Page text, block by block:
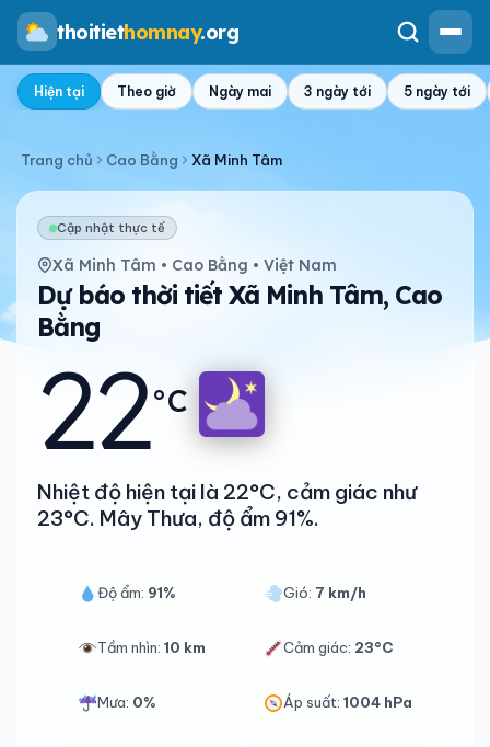
thoitiethomnay.org
Hiện tại Theo giờ Ngày mai 3 ngày tới 5 ngày tới
Trang chủ Cao Bằng Xã Minh Tâm
Cập nhật thực tế
Xã Minh Tâm • Cao Bằng • Việt Nam
Dự báo thời tiết Xã Minh Tâm, Cao
Bằng
22°C
Nhiệt độ hiện tại là 22°C, cảm giác như
23°C. Mây Thưa, độ ẩm 91%.
Độ ẩm: 91% Gió: 7 km/h
Tầm nhìn: 10 km Cảm giác: 23°C
Mưa: 0% Áp suất:1004 hPa